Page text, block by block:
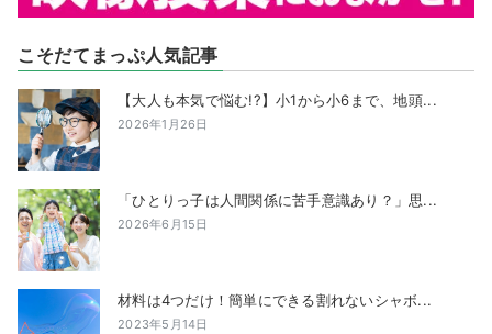
こそだてまっぷ人気記事
【大人も本気で悩む!?】小1から小6まで、地頭...
2026年1月26日
「ひとりっ子は人間関係に苦手意識あり？」思...
2026年6月15日
材料は4つだけ！簡単にできる割れないシャボ...
2023年5月14日